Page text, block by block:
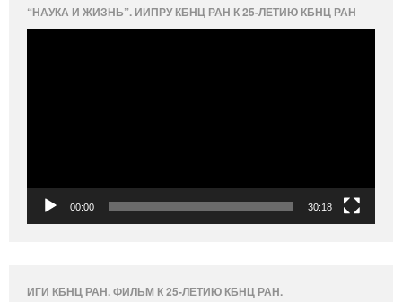
“НАУКА И ЖИЗНЬ”. ИИПРУ КБНЦ РАН К 25-ЛЕТИЮ КБНЦ РАН
00:00 30:18
ИГИ КБНЦ РАН. ФИЛЬМ К 25-ЛЕТИЮ КБНЦ РАН.